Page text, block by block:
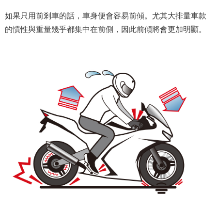
如果只用前剎車的話，車身便會容易前傾。尤其大排量車款
的慣性與重量幾乎都集中在前側，因此前傾將會更加明顯。